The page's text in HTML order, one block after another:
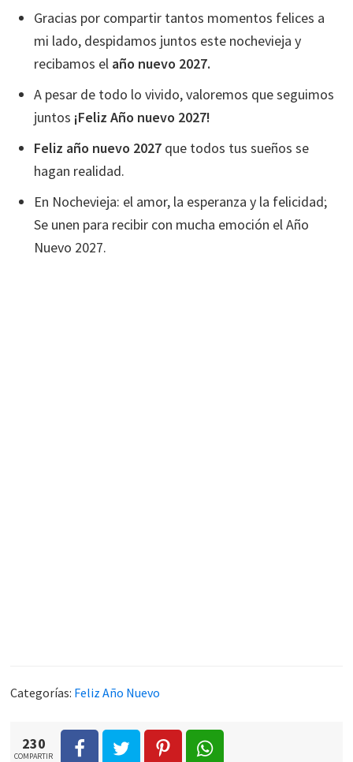
Gracias por compartir tantos momentos felices a
mi lado, despidamos juntos este nochevieja y
recibamos el año nuevo 2027.
A pesar de todo lo vivido, valoremos que seguimos
juntos ¡Feliz Año nuevo 2027!
Feliz año nuevo 2027 que todos tus sueños se
hagan realidad.
En Nochevieja: el amor, la esperanza y la felicidad;
Se unen para recibir con mucha emoción el Año
Nuevo 2027.
Categorías: Feliz Año Nuevo
230
COMPARTIR